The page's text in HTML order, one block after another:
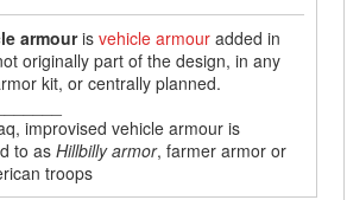
armourisvehicle armour added in
originally part of the design, in any
kit, or centrally planned.
improvised vehicle armour is
to asHillbilly armor, farmer armor or
troops